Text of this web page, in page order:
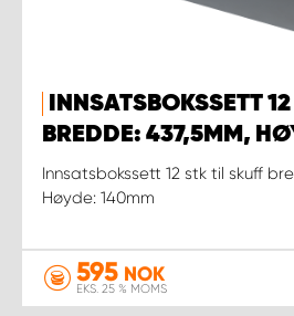
INNSATSBOKSSETT
BREDDE: 437,5MM,
Innsatsbokssett 12 stk til skuff
Høyde: 140mm
595 NOK
EKS. 25 % MOMS